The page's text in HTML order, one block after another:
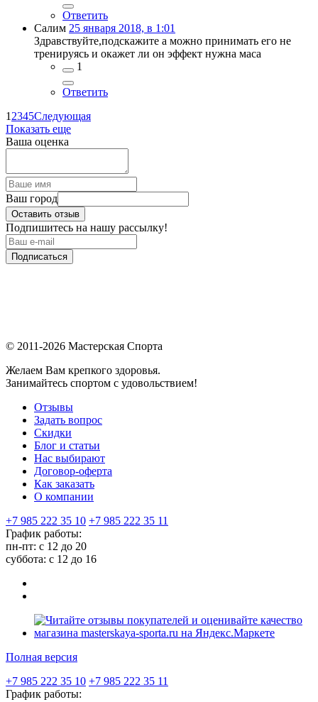
Ответить
Салим 25 января 2018, в 1:01
Здравствуйте,подскажите а можно принимать его не
тренируясь и окажет ли он эффект нужна маса
1
Ответить
1 2345Следующая
Показать еще
Ваша оценка
Ваш город
Оставить отзыв
Подпишитесь на нашу рассылку!
Подписаться
© 2011-2026 Мастерская Спорта
Желаем Вам крепкого здоровья.
Занимайтесь спортом с удовольствием!
Отзывы
Задать вопрос
Скидки
Блог и статьи
Нас выбирают
Договор-оферта
Как заказать
О компании
+7 985 222 35 10 +7 985 222 35 11
График работы:
пн-пт: с 12 до 20
суббота: c 12 до 16
Полная версия
+7 985 222 35 10 +7 985 222 35 11
График работы: